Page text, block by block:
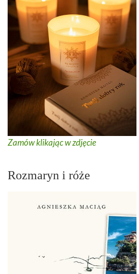
Zamów klikając w zdjęcie
Rozmaryn i róże